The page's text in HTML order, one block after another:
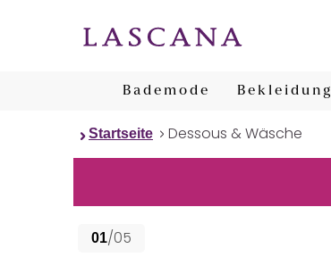
Bademode Bekleidung
Startseite Dessous & Wäsche
01/05